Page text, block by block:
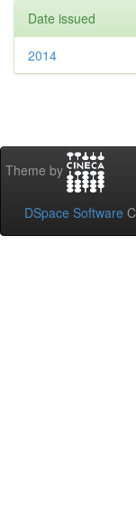
Date issued
2014
Theme by
DSpace Software